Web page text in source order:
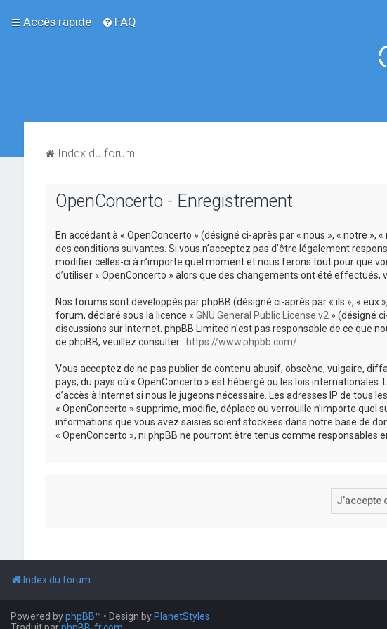
Accès rapide FAQ
Index du forum
OpenConcerto - Enregistrement
En accédant à « OpenConcerto » (désigné ci-après par « nous », « notre
des conditions suivantes. Si vous n’acceptez pas d’être légalement
modifier celles-ci à n’importe quel moment et nous ferons tout pour que
d’utiliser « OpenConcerto » alors que des changements ont été
Nos forums sont développés par phpBB (désigné ci-après par « ils », « eux
forum, déclaré sous la licence « GNU General Public License v2 » (désigné
discussions sur Internet. phpBB Limited n’est pas responsable de ce que
de phpBB, veuillez consulter : https://www.phpbb.com/.
Vous acceptez de ne pas publier de contenu abusif, obscène, vulgaire,
pays, du pays où « OpenConcerto » est hébergé ou les lois
d’accès à Internet si nous le jugeons nécessaire. Les adresses IP de
« OpenConcerto » supprime, modifie, déplace ou verrouille n’importe
informations que vous avez saisies soient stockées dans notre base de
« OpenConcerto », ni phpBB ne pourront être tenus comme
Index du forum
Powered byphpBB™ • Design by PlanetStyles